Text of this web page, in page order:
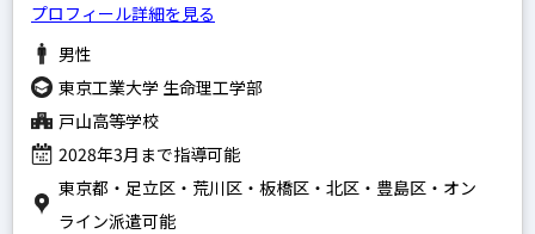
家庭教師経験あり
塾講師経験あり
文系
理系
プロフィール詳細を見る
男性
東京工業大学 生命理工学部
戸山高等学校
2028年3月まで指導可能
東京都・足立区・荒川区・板橋区・北区・豊島区・オン
ライン派遣可能